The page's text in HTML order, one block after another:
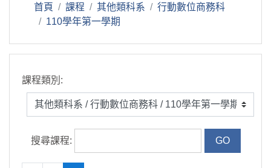
首頁 課程 其他類科系
行動數位商務科
110學年第一學期
課程類別:
搜尋課程: